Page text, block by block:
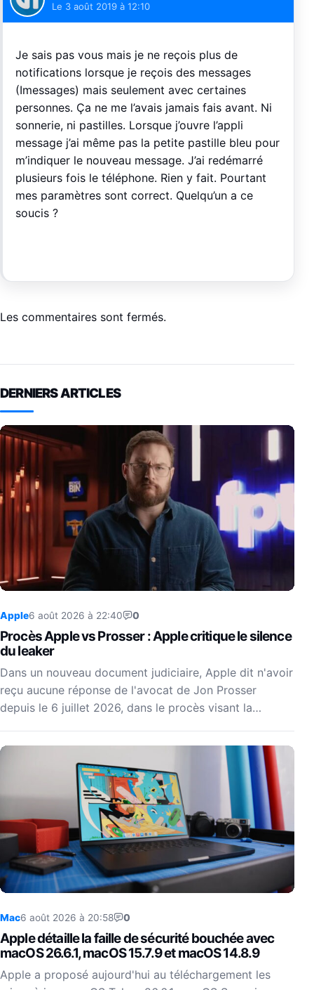
Le 3 août 2019 à 12:10
Je sais pas vous mais je ne reçois plus de
notifications lorsque je reçois des messages
(Imessages) mais seulement avec certaines
personnes. Ça ne me l’avais jamais fais avant. Ni
sonnerie, ni pastilles. Lorsque j’ouvre l’appli
message j’ai même pas la petite pastille bleu pour
m’indiquer le nouveau message. J’ai redémarré
plusieurs fois le téléphone. Rien y fait. Pourtant
mes paramètres sont correct. Quelqu’un a ce
soucis ?
Les commentaires sont fermés.
DERNIERS ARTICLES
Apple6 août 2026 à 22:40 0
Procès Apple vs Prosser : Apple critique le silence
du leaker
Dans un nouveau document judiciaire, Apple dit n'avoir
reçu aucune réponse de l'avocat de Jon Prosser
depuis le 6 juillet 2026, dans le procès visant la…
Mac6 août 2026 à 20:58 0
Apple détaille la faille de sécurité bouchée avec
macOS 26.6.1, macOS 15.7.9 et macOS 14.8.9
Apple a proposé aujourd'hui au téléchargement les